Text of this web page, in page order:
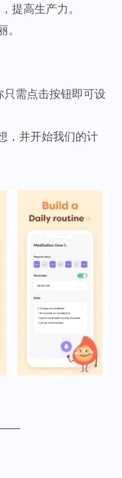
提高生产力。
。
只需点击按钮即可设
，并开始我们的计